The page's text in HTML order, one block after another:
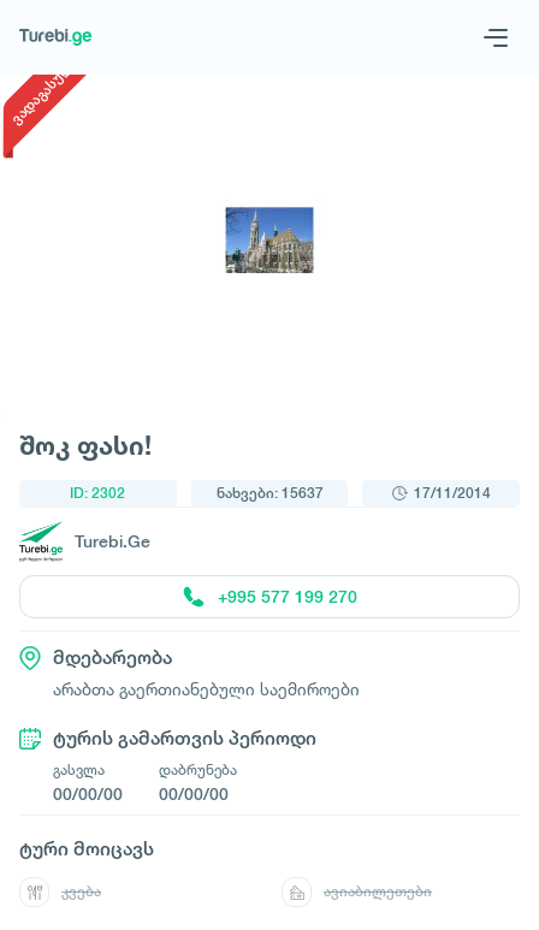
მოითხოვე ტური
ვადაგასული
შოკ ფასი!
ID: 2302 ნახვები: 15637 17/11/2014
Turebi.Ge
+995 577 199 270
მდებარეობა
არაბთა გაერთიანებული საემიროები
ტურის გამართვის პერიოდი
გასვლა
00/00/00
დაბრუნება
00/00/00
ტური მოიცავს
კვება ავიაბილეთები